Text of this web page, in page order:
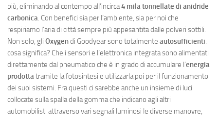
più, eliminando al contempo all’incirca4 mila tonnellate di anidride
carbonica. Con benefici sia per l’ambiente, sia per noi che
respiriamo l’aria di città sempre più appesantita dalle polveri sottili.
Non solo, gli Oxygendi Goodyear sono totalmente autosufficienti:
cosa significa? Che i sensori e l’elettronica integrata sono alimentati
direttamente dal pneumatico che è in grado di accumulare l’energia
prodottatramite la fotosintesi e utilizzarla poi per il funzionamento
dei suoi sistemi. Fra questi ci sarebbe anche un insieme di luci
collocate sulla spalla della gomma che indicano agli altri
automobilisti attraverso vari segnali luminosi le diverse manovre,